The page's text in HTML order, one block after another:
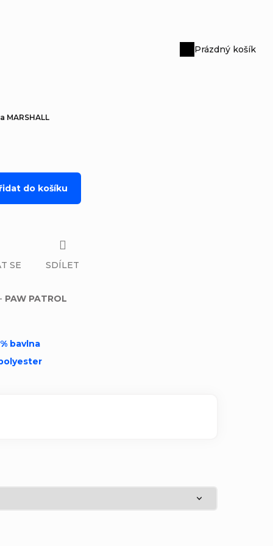
Nákupní
Prázdný košík
MARSHALL
do košíku
PAW PATROL
bavlna
SE SDÍLET